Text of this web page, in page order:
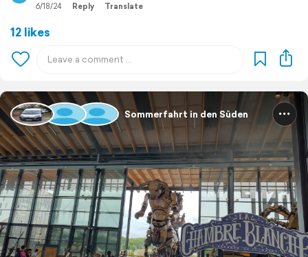
6/18/24 Reply Translate
12 likes
Sommerfahrt in den Süden